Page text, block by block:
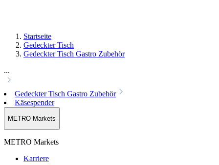
Startseite
Gedeckter Tisch
Gedeckter Tisch Gastro Zubehör
...
Gedeckter Tisch Gastro Zubehör
Käsespender
METRO Markets
METRO Markets
Karriere